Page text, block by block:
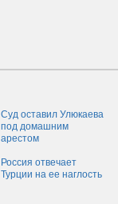
Суд оставил Улюкаева
под домашним
арестом
Россия отвечает
Турции на ее наглость